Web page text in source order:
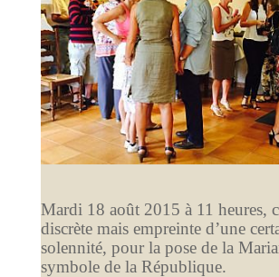
Mardi 18 août 2015 à 11 heures,
discrète mais empreinte d’une
solennité, pour la pose de la
symbole de la République.